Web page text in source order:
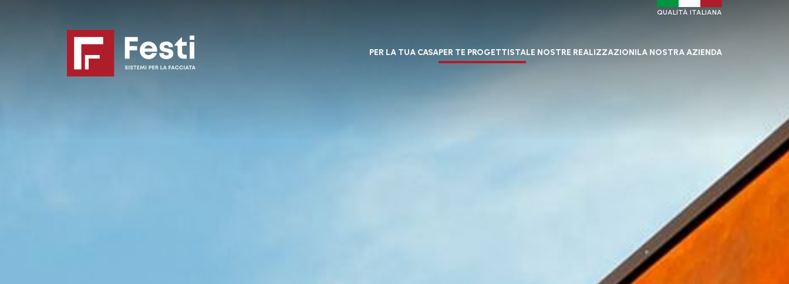
QUALITÀ ITALIANA
PER LA TUA CASAPER TE PROGETTISTALE NOSTRE REALIZZAZIONILA NOSTRA AZIENDA